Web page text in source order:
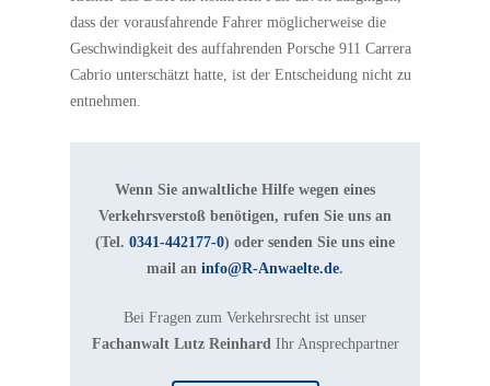
dass der vorausfahrende Fahrer möglicherweise die
Geschwindigkeit des auffahrenden Porsche 911 Carrera
Cabrio unterschätzt hatte, ist der Entscheidung nicht zu
entnehmen.
Wenn Sie anwaltliche Hilfe wegen eines
Verkehrsverstoß benötigen, rufen Sie uns an
(Tel. 0341-442177-0) oder senden Sie uns eine
mail an info@R-Anwaelte.de.
Bei Fragen zum Verkehrsrecht ist unser
Fachanwalt Lutz ReinhardIhr Ansprechpartner